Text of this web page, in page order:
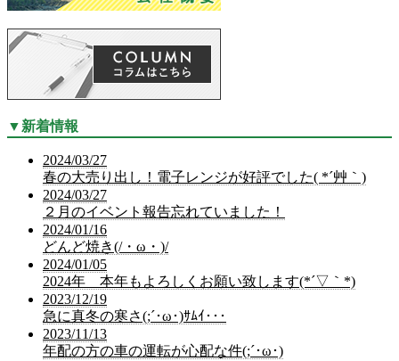
▼ 新着情報
2024/03/27
春の大売り出し！電子レンジが好評でした( *´艸｀)
2024/03/27
２月のイベント報告忘れていました！
2024/01/16
どんど焼き(/・ω・)/
2024/01/05
2024年 本年もよろしくお願い致します(*´▽｀*)
2023/12/19
急に真冬の寒さ(;´･ω･)ｻﾑｲ･･･
2023/11/13
年配の方の車の運転が心配な件(;´･ω･)